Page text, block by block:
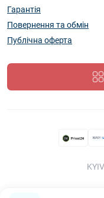
Гарантія
Повернення та обмін
Публічна оферта